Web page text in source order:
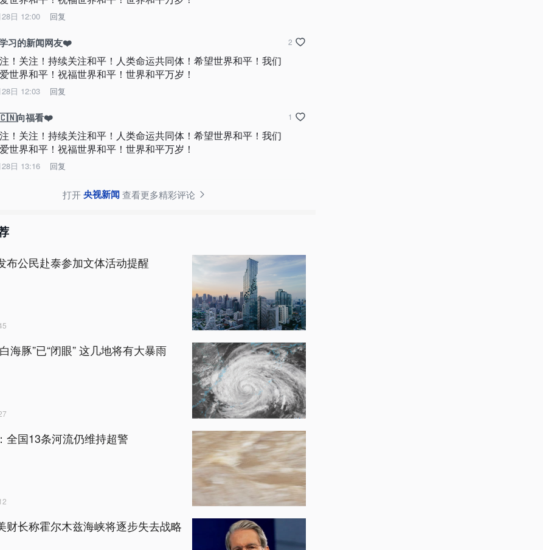
日 12:00 回复
习的新闻网友❤️
！关注！持续关注和平！人类命运共同体！希望世界和平！我们
世界和平！祝福世界和平！世界和平万岁！
日 12:03 回复
2
向福看❤️
！关注！持续关注和平！人类命运共同体！希望世界和平！我们
世界和平！祝福世界和平！世界和平万岁！
日 13:16 回复
1
打开央视新闻查看更多精彩评论
布公民赴泰参加文体活动提醒
海豚”已“闭眼” 这几地将有大暴雨
全国13条河流仍维持超警
财长称霍尔木兹海峡将逐步失去战略